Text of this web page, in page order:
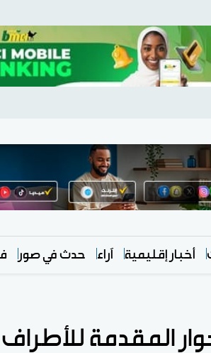
أخبار إقليمية آراء حدث في صور
المقدمة